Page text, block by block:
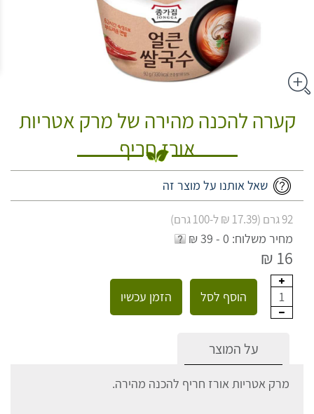
קערה להכנה מהירה של מרק אטריות
אורז חריף
שאל אותנו על מוצר זה
92 גרם (17.39 ₪ ל-100 גרם)
מחיר משלוח: 0 - 39 ₪
16 ₪
1 הוסף לסל הזמן עכשיו
על המוצר
מרק אטריות אורז חריף להכנה מהירה.